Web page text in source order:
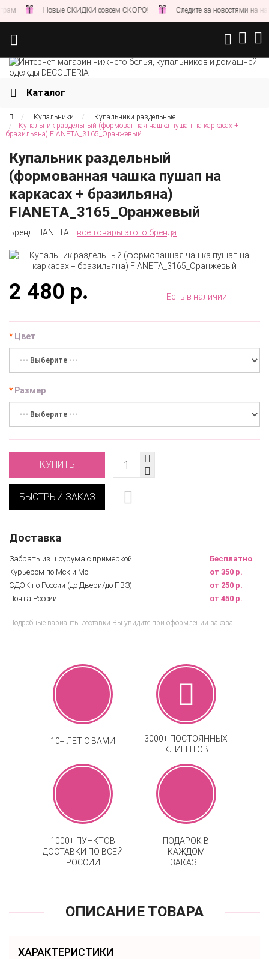
Новые СКИДКИ совсем СКОРО! Следите за новостями на нашем
Каталог
Купальники
Купальники раздельные
Купальник раздельный (формованная чашка пушап на каркасах +
бразильяна) FIANETA_3165_Оранжевый
Купальник раздельный
(формованная чашка пушап на
каркасах + бразильяна)
FIANETA_3165_Оранжевый
Бренд: FIANETA все товары этого бренда
2 480 р. Есть в наличии
Цвет
Размер
КУПИТЬ
БЫСТРЫЙ ЗАКАЗ
Доставка
Забрать из шоурума с примеркой
Бесплатно
Курьером по Мск и Мо
от 350 р.
СДЭК по России (до Двери/до ПВЗ)
от 250 р.
Почта России
от 450 р.
Подробные варианты доставки Вы увидите при оформлении заказа
10+ ЛЕТ С ВАМИ
3000+ ПОСТОЯННЫХ
КЛИЕНТОВ
1000+ ПУНКТОВ
ДОСТАВКИ ПО ВСЕЙ
РОССИИ
ПОДАРОК В
КАЖДОМ
ЗАКАЗЕ
ОПИСАНИЕ ТОВАРА
ХАРАКТЕРИСТИКИ